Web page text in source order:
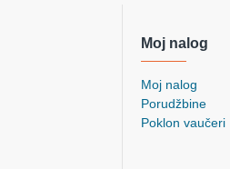
Moj nalog
Moj nalog
Porudžbine
Poklon vaučeri